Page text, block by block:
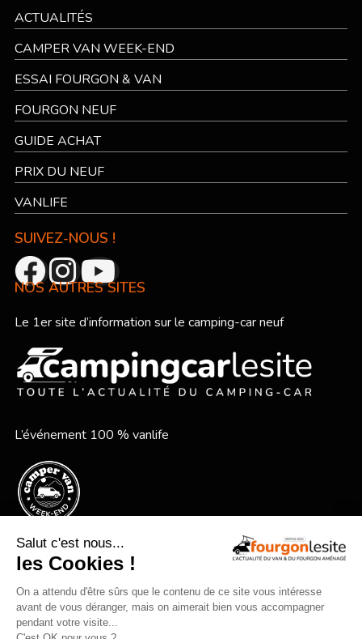
ACTUALITÉS
CAMPER VAN WEEK-END
ESSAI FOURGON & VAN
FOURGON NEUF
GUIDE ACHAT
PRIX DU NEUF
VANLIFE
SUIVEZ-NOUS !
NOS AUTRES SITES
Le 1er site d’information sur le camping-car neuf
L’événement 100 % vanlife
Le festival vanlife en bord de mer